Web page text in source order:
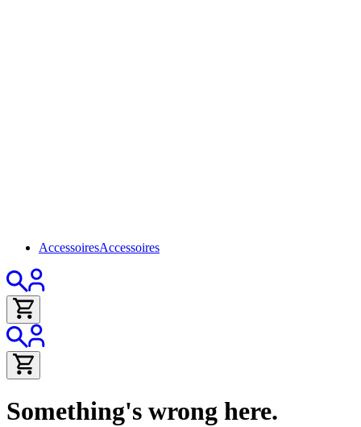
AccessoiresAccessoires
Something's wrong here.